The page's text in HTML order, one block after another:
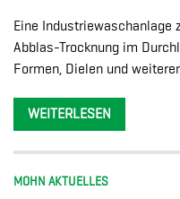
Eine Industriewaschanlage
Abblas-Trocknung im
Formen, Dielen und
WEITERLESEN
MOHN AKTUELLES